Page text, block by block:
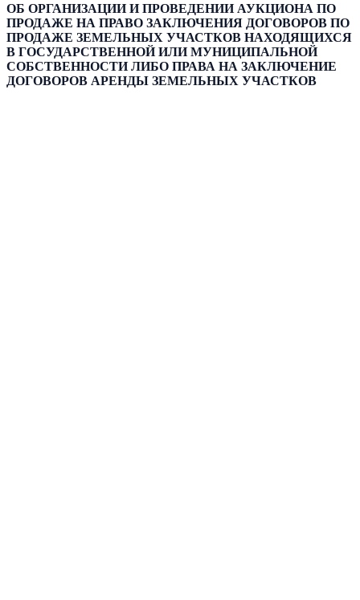
ОБ ОРГАНИЗАЦИИ И ПРОВЕДЕНИИ АУКЦИОНА ПО
ПРОДАЖЕ НА ПРАВО ЗАКЛЮЧЕНИЯ ДОГОВОРОВ ПО
ПРОДАЖЕ ЗЕМЕЛЬНЫХ УЧАСТКОВ НАХОДЯЩИХСЯ
В ГОСУДАРСТВЕННОЙ ИЛИ МУНИЦИПАЛЬНОЙ
СОБСТВЕННОСТИ ЛИБО ПРАВА НА ЗАКЛЮЧЕНИЕ
ДОГОВОРОВ АРЕНДЫ ЗЕМЕЛЬНЫХ УЧАСТКОВ